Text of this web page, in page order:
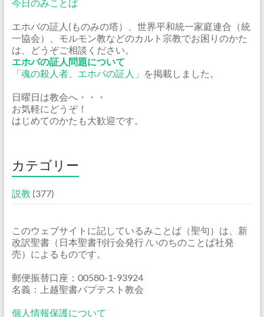
今日のみことば
エホバの証人(ものみの塔）、世界平和統一家庭連合（統
一協会）、モルモン教などのカルト宗教でお困りのかた
は、どうぞご相談ください。
エホバの証人問題について
「魂の殺人者、エホバの証人」 を掲載しました。
日曜日は教会へ・・・
お気軽にどうぞ！
はじめてのかたも大歓迎です。
カテゴリー
説教 (377)
このウェブサイトに記しているみことば（聖句）は、新
改訳聖書（日本聖書刊行会発行 /いのちのことば社発
売）によるものです。
郵便振替口座：00580-1-93924
名義：上越聖書バプテスト教会
個人情報保護について